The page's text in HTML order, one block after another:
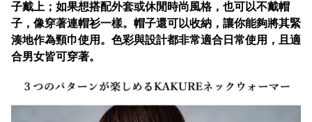
子戴上；如果想搭配外套或休閒時尚風格，也可以不戴帽
子，像穿著連帽衫一樣。帽子還可以收納，讓你能夠將其緊
湊地作為頸巾使用。色彩與設計都非常適合日常使用，且適
合男女皆可穿著。